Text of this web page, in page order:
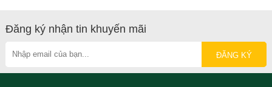
Đăng ký nhận tin khuyến mãi